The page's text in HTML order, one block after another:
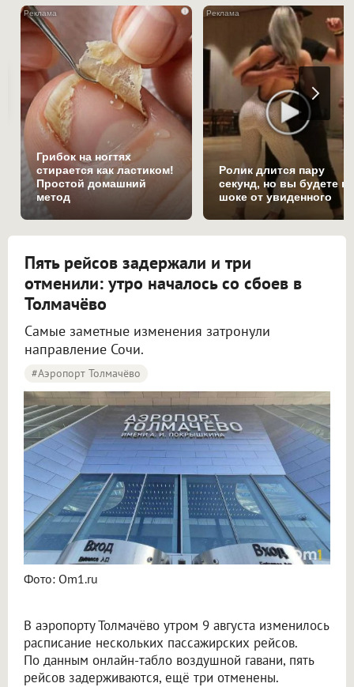
i
Грибок на ногтях
стирается как ластиком!
Простой домашний
метод
Ролик длится пару
секунд, но вы будете в
шоке от увиденного
Пять рейсов задержали и три
отменили: утро началось со сбоев в
Толмачёво
Самые заметные изменения затронули
направление Сочи.
#Аэропорт Толмачёво
Фото: Om1.ru
В аэропорту Толмачёво утром 9 августа изменилось
расписание нескольких пассажирских рейсов.
По данным онлайн-табло воздушной гавани, пять
рейсов задерживаются, ещё три отменены.